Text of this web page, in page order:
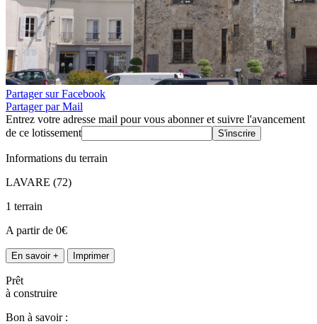
Partager sur Facebook
Partager par Mail
Entrez votre adresse mail pour vous abonner et suivre l'avancement
de ce lotissement
S'inscrire
Informations du terrain
LAVARE (72)
1 terrain
A partir de 0€
En savoir + Imprimer
Prêt
à construire
Bon à savoir :